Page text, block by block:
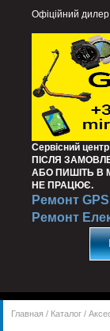
Офіційний дилер
Сервісний
ПІСЛЯ
АБО ПИШІТЬ В
НЕ ПРАЦЮЄ.
Ремонт GPS
Ремонт
Главная / Каталог /